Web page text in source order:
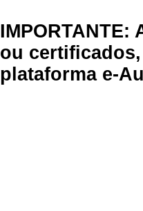
ou
plataforma e-